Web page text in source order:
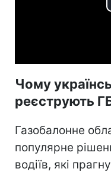
Чому
реєструють
Газобалонне
популярне
водіїв, які